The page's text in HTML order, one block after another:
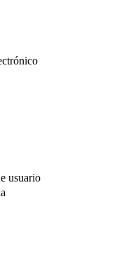
usuario